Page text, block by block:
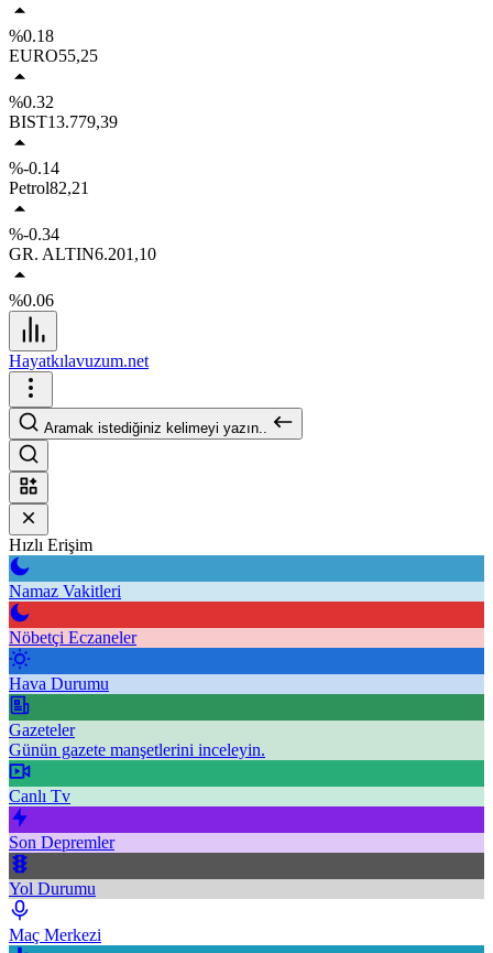
%0.18
EURO55,25
%0.32
BIST13.779,39
%-0.14
Petrol82,21
%-0.34
GR. ALTIN6.201,10
%0.06
Hayatkılavuzum.net
Aramak istediğiniz kelimeyi yazın..
Hızlı Erişim
Namaz Vakitleri
Nöbetçi Eczaneler
Hava Durumu
Gazeteler
Günün gazete manşetlerini inceleyin.
Canlı Tv
Son Depremler
Yol Durumu
Maç Merkezi